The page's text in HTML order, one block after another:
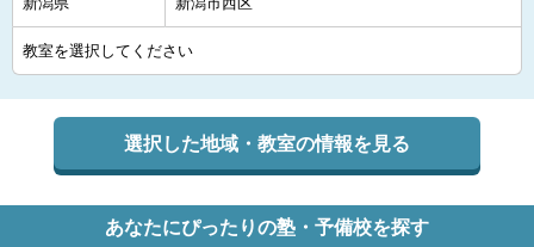
選択した地域・教室の情報を見る
あなたにぴったりの塾・予備校を探す